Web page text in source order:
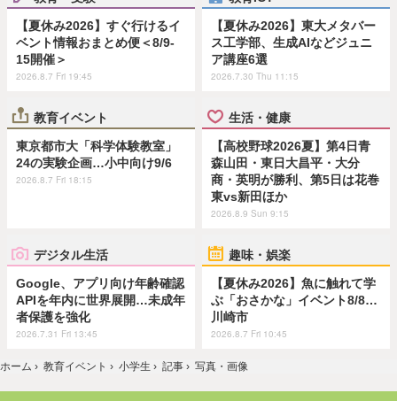
【夏休み2026】すぐ行けるイ
ベント情報おまとめ便＜8/9-
15開催＞
2026.8.7 Fri 19:45
【夏休み2026】東大メタバー
ス工学部、生成AIなどジュニ
ア講座6選
2026.7.30 Thu 11:15
教育イベント
東京都市大「科学体験教室」
24の実験企画…小中向け9/6
2026.8.7 Fri 18:15
生活・健康
【高校野球2026夏】第4日青
森山田・東日大昌平・大分
商・英明が勝利、第5日は花巻
東vs新田ほか
2026.8.9 Sun 9:15
デジタル生活
Google、アプリ向け年齢確認
APIを年内に世界展開…未成年
者保護を強化
2026.7.31 Fri 13:45
趣味・娯楽
【夏休み2026】魚に触れて学
ぶ「おさかな」イベント8/8…
川崎市
2026.8.7 Fri 10:45
ホーム › 教育イベント › 小学生 › 記事 › 写真・画像